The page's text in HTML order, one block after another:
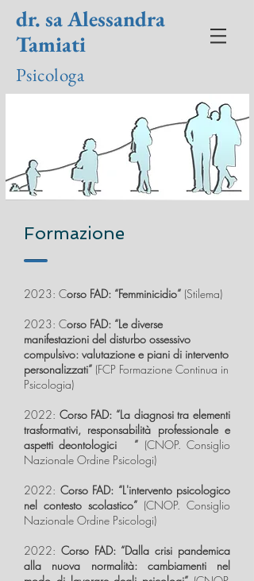
dr. sa Alessandra
Tamiati
Psicologa
Formazione
2023: Corso FAD: “Femminicidio” (Stilema)
2023: Corso FAD: “Le diverse
manifestazioni del disturbo ossessivo
compulsivo: valutazione e piani di intervento
personalizzati” (FCP Formazione Continua in
Psicologia)
2022: Corso FAD: “La diagnosi tra elementi
trasformativi, responsabilità professionale e
aspetti deontologici ” (CNOP. Consiglio
Nazionale Ordine Psicologi)
2022: Corso FAD: “L'intervento psicologico
nel contesto scolastico” (CNOP. Consiglio
Nazionale Ordine Psicologi)
2022: Corso FAD: “Dalla crisi pandemica
alla nuova normalità: cambiamenti nel